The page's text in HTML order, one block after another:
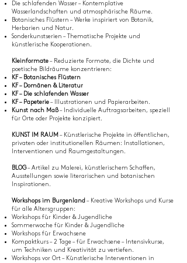
Die schlafenden Wasser – Kontemplative
Wasserlandschaften und atmosphärische Räume.
Botanisches Flüstern – Werke inspiriert von Botanik,
Herbarien und Natur.
Sonderkunstserien – Thematische Projekte und
künstlerische Kooperationen.
Kleinformate – Reduzierte Formate, die Dichte und
poetische Bildräume konzentrieren:
KF – Botanisches Flüstern
KF – Domänen & Literatur
KF – Die schlafenden Wasser
KF – Papeterie – Illustrationen und Papierarbeiten.
Kunst nach Maß– Individuelle Auftragsarbeiten, speziell
für Orte oder Projekte konzipiert.
KUNST IM RAUM – Künstlerische Projekte in öffentlichen,
privaten oder institutionellen Räumen: Installationen,
Interventionen und Raumgestaltungen.
BLOG– Artikel zu Malerei, künstlerischem Schaffen,
Ausstellungen sowie literarischen und botanischen
Inspirationen.
Workshops im Burgenland – Kreative Workshops und Kurse
für alle Altersgruppen:
Workshops für Kinder & Jugendliche
Sommerwoche für Kinder & Jugendliche
Workshops für Erwachsene
Kompaktkurs – 2 Tage – für Erwachsene – Intensivkurse,
um Techniken und Kreativität zu vertiefen.
Workshops vor Ort – Künstlerische Interventionen in